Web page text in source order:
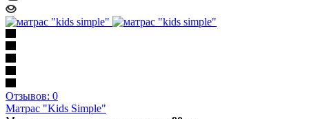
Отзывов: 0
Матрас "Kids Simple"